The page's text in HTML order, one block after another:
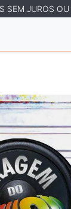
SEM JUROS